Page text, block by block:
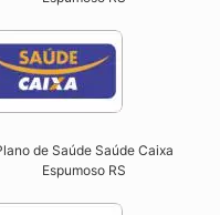
de Saúde Saúde Caixa
Espumoso RS​